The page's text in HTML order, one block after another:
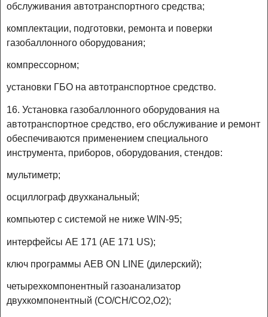
обслуживания автотранспортного средства;
комплектации, подготовки, ремонта и поверки
газобаллонного оборудования;
компрессорном;
установки ГБО на автотранспортное средство.
16. Установка газобаллонного оборудования на
автотранспортное средство, его обслуживание и ремонт
обеспечиваются применением специального
инструмента, приборов, оборудования, стендов:
мультиметр;
осциллограф двухканальный;
компьютер с системой не ниже WIN-95;
интерфейсы AE 171 (AE 171 US);
ключ программы AEB ON LINE (дилерский);
четырехкомпонентный газоанализатор
двухкомпонентный (CO/CH/CO2,O2);